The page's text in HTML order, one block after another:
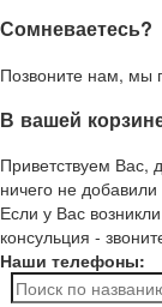
Сомневаетесь?
Позвоните нам, мы
В вашей
Приветствуем Вас,
ничего не добавили
Если у Вас
консульция -
Наши телефоны: